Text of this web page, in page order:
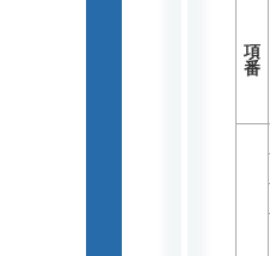
項
番